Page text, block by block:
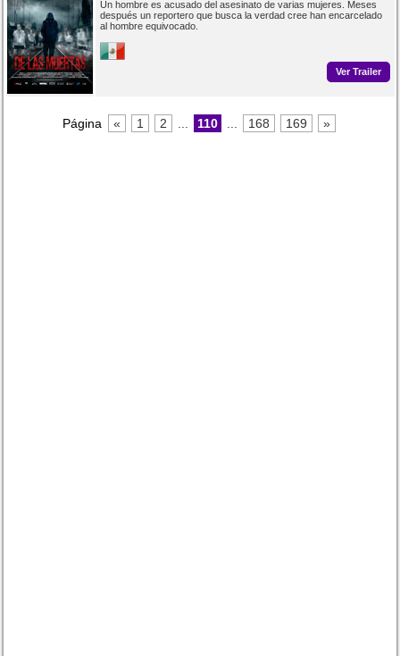
Un hombre es acusado del asesinato de varias mujeres. Meses
después un reportero que busca la verdad cree han encarcelado
al hombre equivocado.
Ver Trailer
Página « 1 2 110 168 169 »